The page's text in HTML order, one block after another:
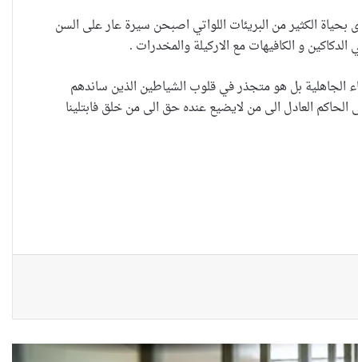
الكثير من البريئات اللواتي اصبحن سيرة عار على السن
و الكافيهات مع الاركيلة والمخدرات .
الجاهلية بل هو متجذر في قلوب الشياطين الذين ساندهم
العادل الى من لايضيع عنده حق الى من خلق فابتلينا
خطأ مهني في الموقع الرسمي لـ
تُضعف الضحية وتفتح باب التبرير
للجريمة”
كيف يُسَلَّع جسد المرأة في اقتصاد